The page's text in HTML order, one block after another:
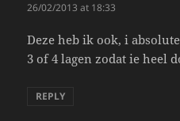
26/02/2013 at 18:33
Deze heb ik ook, i
3 of 4 lagen zodat ie heel
REPLY